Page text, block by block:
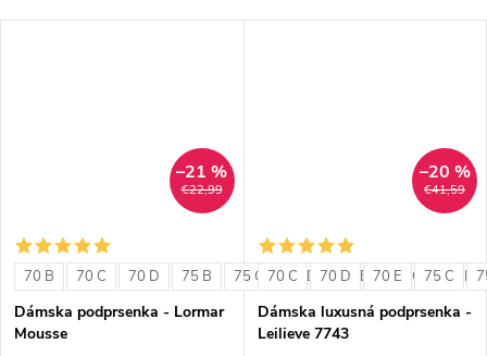
€22,99
–21 %
70 B 70 C 70 D 75 B 75 C 75 D 80 B 80 C 80 D
Dámska podprsenka - Lormar
Mousse
€41,59
–20 %
70 C 70 D 70 E 75 C
Dámska luxusná podprsenka -
Leilieve 7743